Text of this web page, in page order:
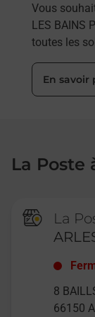
Vous
LES BAINS
toutes les
En savoir
La Poste
La
8
66150